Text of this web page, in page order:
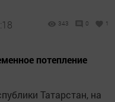
343 0 1
потепление
Татарстан, на